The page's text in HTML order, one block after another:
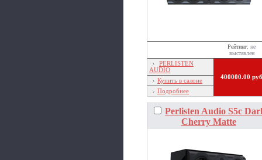
Рейтинг: не
выставлен
PERLISTEN
AUDIO
400000.00 руб
Купить в салоне
Подробнее
Perlisten Audio S5с
Cherry Matte